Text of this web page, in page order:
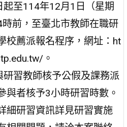
起至114年12月1日（星期
前，至臺北市教師在職研
校薦派報名程序，網址：ht
。
研習教師核予公假及課務派
與者核予3小時研習時數。
細研習資訊詳見研習實施